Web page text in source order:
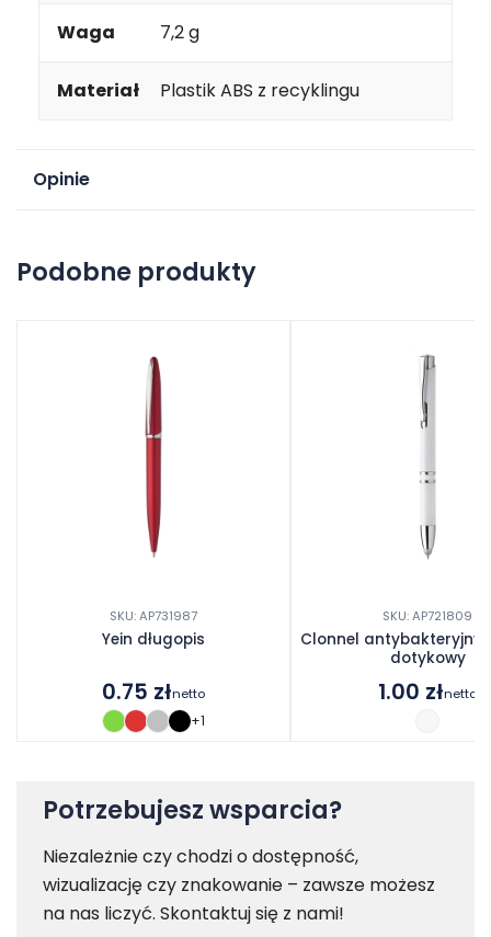
Waga 7,2 g
Materiał Plastik ABS z recyklingu
Opinie
Podobne produkty
SKU: AP731987
Yein długopis
0.75 złnetto
+1
SKU: AP721809
Clonnel antybakteryjny
dotykowy
1.00 złnetto
Potrzebujesz wsparcia?
Niezależnie czy chodzi o dostępność,
wizualizację czy znakowanie – zawsze możesz
na nas liczyć. Skontaktuj się z nami!